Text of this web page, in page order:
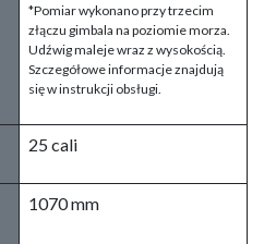
*Pomiar wykonano przy trzecim
złączu gimbala na poziomie morza.
Udźwig maleje wraz z wysokością.
Szczegółowe informacje znajdują
się w instrukcji obsługi.
25 cali
1070 mm